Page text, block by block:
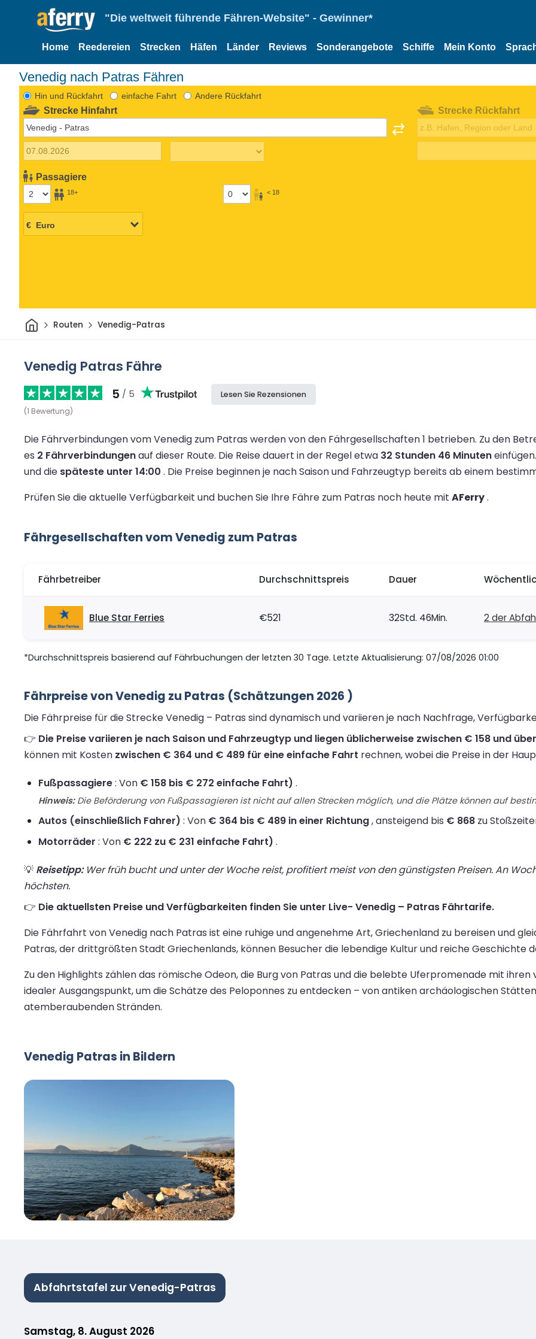
"Die weltweit führende Fähren-Website" - Gewinner*
Home Reedereien Strecken Häfen Länder Reviews Sonderangebote Schiffe Mein Konto
Venedig nach Patras Fähren
Hin und Rückfahrt einfache Fahrt Andere Rückfahrt
Strecke Hinfahrt
Passagiere
18+ < 18
Strecke Rückfahrt
HeimRouten Venedig-Patras
Venedig Patras Fähre
5 / 5
(1 Bewertung)
Lesen Sie Rezensionen
Die Fährverbindungen vom Venedig zum Patras werden von den Fährgesellschaften 1 betrieben. Zu den
es 2 Fährverbindungenauf dieser Route. Die Reise dauert in der Regel etwa 32 Stunden 46 Minuteneinfügen.
und die späteste unter 14:00 . Die Preise beginnen je nach Saison und Fahrzeugtyp bereits ab einem
Prüfen Sie die aktuelle Verfügbarkeit und buchen Sie Ihre Fähre zum Patras noch heute mit AFerry.
Fährgesellschaften vom Venedig zum Patras
Fährbetreiber Durchschnittspreis Dauer
Blue Star Ferries €521 32Std. 46Min. 2 der
*Durchschnittspreis basierend auf Fährbuchungen der letzten 30 Tage. Letzte Aktualisierung: 07/08/2026 01:00
Fährpreise von Venedig zu Patras (Schätzungen 2026 )
Die Fährpreise für die Strecke Venedig – Patras sind dynamisch und variieren je nach Nachfrage,
👉 Die Preise variieren je nach Saison und Fahrzeugtyp und liegen üblicherweise zwischen € 158 und
können mit Kosten zwischen € 364 und € 489 für eine einfache Fahrt rechnen, wobei die Preise in der
Fußpassagiere: Von € 158 bis € 272 einfache Fahrt) .
Hinweis:Die Beförderung von Fußpassagieren ist nicht auf allen Strecken möglich, und die Plätze können auf
Autos (einschließlich Fahrer) : Von € 364 bis € 489 in einer Richtung, ansteigend bis € 868 zu
Motorräder : Von € 222 zu € 231 einfache Fahrt) .
💡 Reisetipp:Wer früh bucht und unter der Woche reist, profitiert meist von den günstigsten Preisen. An
höchsten.
👉 Die aktuellsten Preise und Verfügbarkeiten finden Sie unter Live- Venedig – Patras Fährtarife.
Die Fährfahrt von Venedig nach Patras ist eine ruhige und angenehme Art, Griechenland zu bereisen und
Patras, der drittgrößten Stadt Griechenlands, können Besucher die lebendige Kultur und reiche Geschichte
Zu den Highlights zählen das römische Odeon, die Burg von Patras und die belebte Uferpromenade mit
idealer Ausgangspunkt, um die Schätze des Peloponnes zu entdecken – von antiken archäologischen
atemberaubenden Stränden.
Venedig Patras in Bildern
Abfahrtstafel zur Venedig-Patras
Samstag, 8. August 2026